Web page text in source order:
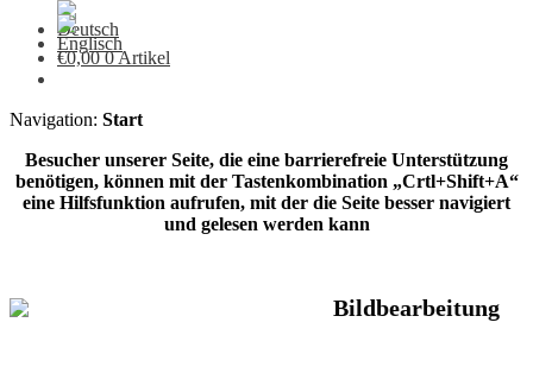
€0,00 0 Artikel
Navigation: Start
Besucher unserer Seite, die eine barrierefreie Unterstützung
benötigen, können mit der Tastenkombination „Crtl+Shift+A“
eine Hilfsfunktion aufrufen, mit der die Seite besser navigiert
und gelesen werden kann
Bildbearbeitung